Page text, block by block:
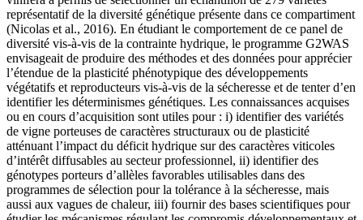
représentatif de la diversité génétique présente dans ce compartiment
(Nicolas et al., 2016). En étudiant le comportement de ce panel de
diversité vis-à-vis de la contrainte hydrique, le programme G2WAS
envisageait de produire des méthodes et des données pour apprécier
l’étendue de la plasticité phénotypique des développements
végétatifs et reproducteurs vis-à-vis de la sécheresse et de tenter d’en
identifier les déterminismes génétiques. Les connaissances acquises
ou en cours d’acquisition sont utiles pour : i) identifier des variétés
de vigne porteuses de caractères structuraux ou de plasticité
atténuant l’impact du déficit hydrique sur des caractères viticoles
d’intérêt diffusables au secteur professionnel, ii) identifier des
génotypes porteurs d’allèles favorables utilisables dans des
programmes de sélection pour la tolérance à la sécheresse, mais
aussi aux vagues de chaleur, iii) fournir des bases scientifiques pour